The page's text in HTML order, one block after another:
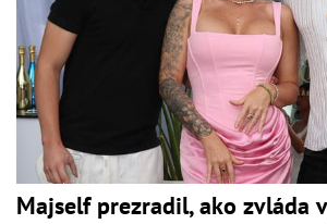
Majself prezradil, ako zvláda